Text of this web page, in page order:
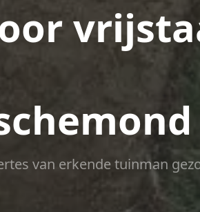
van erkende tuinman